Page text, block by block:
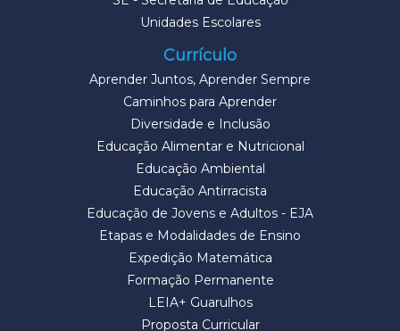
Unidades Escolares
Currículo
Aprender Juntos, Aprender Sempre
Caminhos para Aprender
Diversidade e Inclusão
Educação Alimentar e Nutricional
Educação Ambiental
Educação Antirracista
Educação de Jovens e Adultos - EJA
Etapas e Modalidades de Ensino
Expedição Matemática
Formação Permanente
LEIA+ Guarulhos
Proposta Curricular